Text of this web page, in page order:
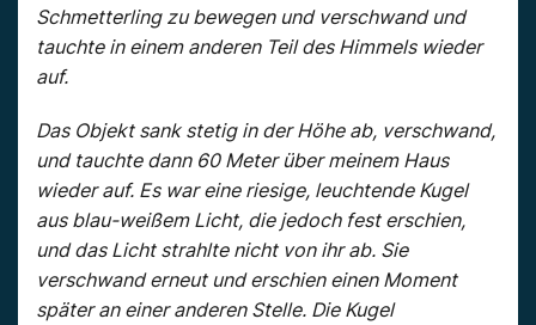
Schmetterling zu bewegen und verschwand und
tauchte in einem anderen Teil des Himmels wieder
auf.
Das Objekt sank stetig in der Höhe ab, verschwand,
und tauchte dann 60 Meter über meinem Haus
wieder auf. Es war eine riesige, leuchtende Kugel
aus blau-weißem Licht, die jedoch fest erschien,
und das Licht strahlte nicht von ihr ab. Sie
verschwand erneut und erschien einen Moment
später an einer anderen Stelle. Die Kugel